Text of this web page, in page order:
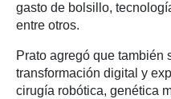
gasto de bolsillo,
entre otros.
Prato agregó que también
transformación digital y
cirugía robótica, genética